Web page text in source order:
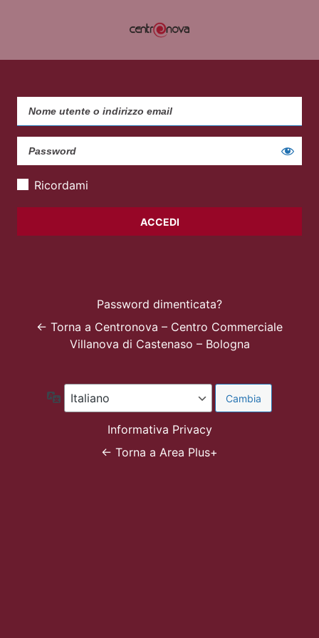
Ricordami
Password dimenticata?
← Torna a Centronova – Centro Commerciale
Villanova di Castenaso – Bologna
Lingua
Informativa Privacy
← Torna a Area Plus+